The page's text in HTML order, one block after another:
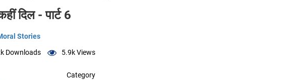
दिल - पार्ट 6
Stories
Downloads 5.9kViews
Category